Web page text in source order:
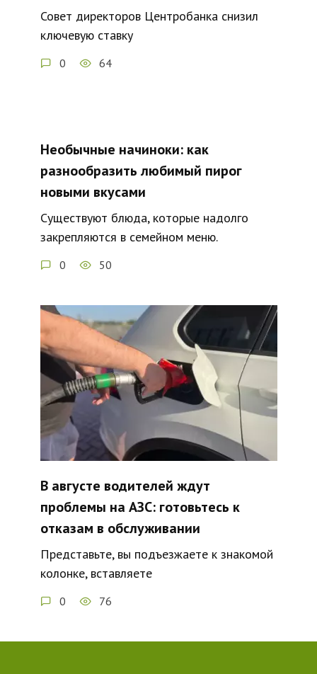
Совет директоров Центробанка снизил
ключевую ставку
0 64
Необычные начиноки: как
разнообразить любимый пирог
новыми вкусами
Существуют блюда, которые надолго
закрепляются в семейном меню.
0 50
В августе водителей ждут
проблемы на АЗС: готовьтесь к
отказам в обслуживании
Представьте, вы подъезжаете к знакомой
колонке, вставляете
0 76